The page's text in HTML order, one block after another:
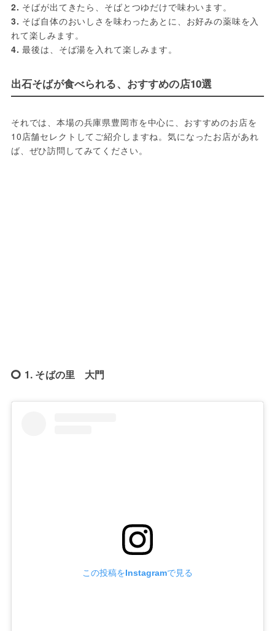
2.
3. そば自体のおいしさを味わったあとに、お好みの薬味を入
4. 最後は、そば湯を入れて楽しみます。
出石そばが食べられる、おすすめの店10選
それでは、本場の兵庫県豊岡市を中心に、おすすめのお店を
10店舗セレクトしてご紹介しますね。気になったお店があれ
ば、ぜひ訪問してみてください。
1. そばの里 大門
この投稿をInstagramで見る